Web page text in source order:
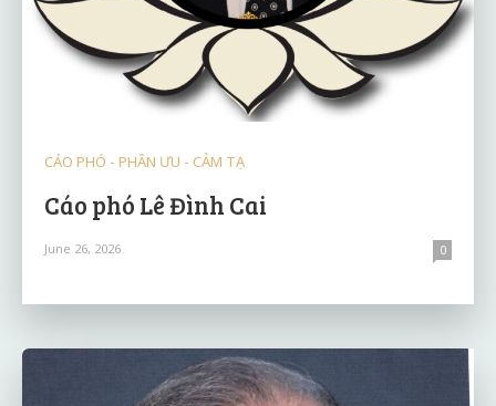
CÁO PHÓ - PHÂN ƯU - CẢM TẠ
Cáo phó Lê Đình Cai
June 26, 2026 0